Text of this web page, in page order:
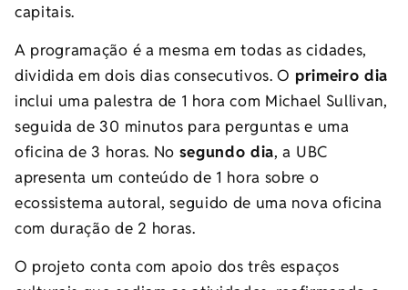
capitais.
A programação é a mesma em todas as cidades,
dividida em dois dias consecutivos. O primeiro dia
inclui uma palestra de 1 hora com Michael Sullivan,
seguida de 30 minutos para perguntas e uma
oficina de 3 horas. No segundo dia, a UBC
apresenta um conteúdo de 1 hora sobre o
ecossistema autoral, seguido de uma nova oficina
com duração de 2 horas.
O projeto conta com apoio dos três espaços